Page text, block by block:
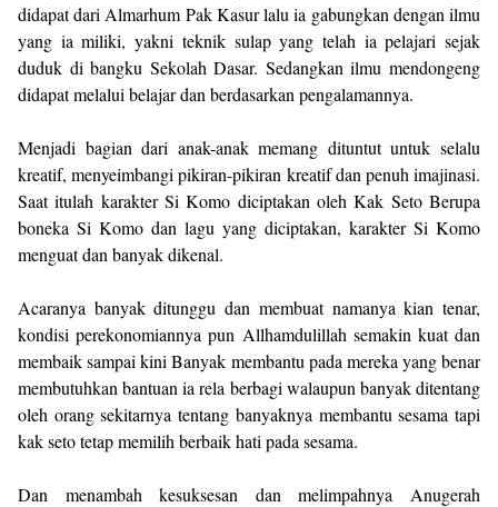
didapat dari Almarhum Pak Kasur lalu ia gabungkan dengan ilmu
yang ia miliki, yakni teknik sulap yang telah ia pelajari sejak
duduk di bangku Sekolah Dasar. Sedangkan ilmu mendongeng
didapat melalui belajar dan berdasarkan pengalamannya.
Menjadi bagian dari anak-anak memang dituntut untuk selalu
kreatif, menyeimbangi pikiran-pikiran kreatif dan penuh imajinasi.
Saat itulah karakter Si Komo diciptakan oleh Kak Seto Berupa
boneka Si Komo dan lagu yang diciptakan, karakter Si Komo
menguat dan banyak dikenal.
Acaranya banyak ditunggu dan membuat namanya kian tenar,
kondisi perekonomiannya pun Allhamdulillah semakin kuat dan
membaik sampai kini Banyak membantu pada mereka yang benar
membutuhkan bantuan ia rela berbagi walaupun banyak ditentang
oleh orang sekitarnya tentang banyaknya membantu sesama tapi
kak seto tetap memilih berbaik hati pada sesama.
Dan menambah kesuksesan dan melimpahnya Anugerah